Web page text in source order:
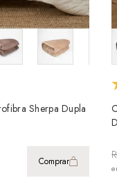
Sherpa Dupla
Comprar